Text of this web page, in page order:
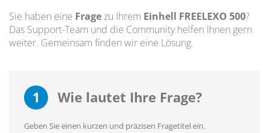
Sie haben eine Fragezu Ihrem Einhell FREELEXO 500?
Das Support-Team und die Community helfen Ihnen gern
weiter. Gemeinsam finden wir eine Lösung.
1 Wie lautet Ihre Frage?
Geben Sie einen kurzen und präzisen Fragetitel ein.